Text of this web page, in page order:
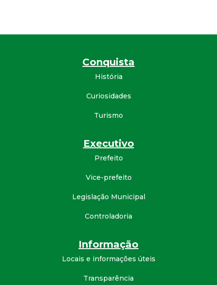
t
Conquista
História
Curiosidades
Turismo
Executivo
Prefeito
Vice-prefeito
Legislação Municipal
Controladoria
Informação
Locais e informações úteis
Transparência